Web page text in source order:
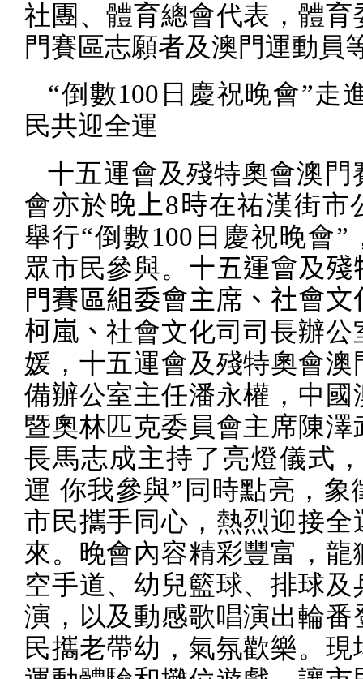
社團、體育總會代表，體育
門賽區志願者及澳門運動員
“倒數100 日慶祝晚會”走
民共迎全運
十五運會及殘特奧會澳門
會亦於晚上8時在祐漢街市
舉行“倒數100 日慶祝晚會”
眾市民參與。 十五運會及殘
門賽區組委會主席、社會文
柯嵐、社會文化司司長辦公
媛，十五運會及殘特奧會澳
備辦公室主任潘永權，中國
暨奧林匹克委員會主席陳澤
長馬志成主持了亮燈儀式
運 你我參與”同時點亮，象
市民攜手同心，熱烈迎接全
來。晚會內容精彩豐富，龍
空手道、幼兒籃球、排球及
演，以及動感歌唱演出輪番
民攜老帶幼，氣氛歡樂。現